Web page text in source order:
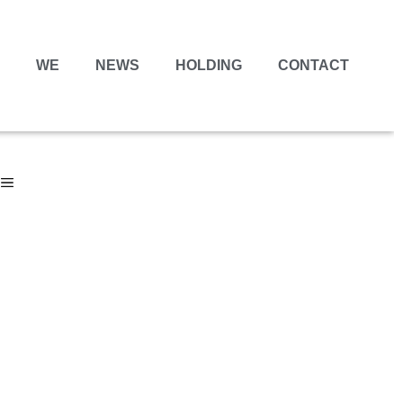
WE NEWS HOLDING CONTACT